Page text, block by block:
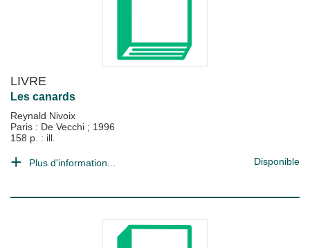
LIVRE
Les canards
Reynald Nivoix
Paris : De Vecchi ; 1996
158 p. : ill.
Plus d'information... Disponible